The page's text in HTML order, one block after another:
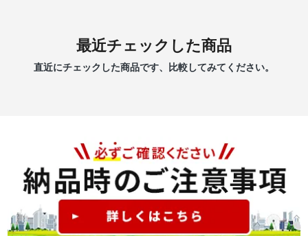
最近チェックした商品
直近にチェックした商品です、比較してみてください。